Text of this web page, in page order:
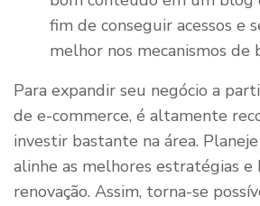
fim de conseguir acessos e
melhor nos mecanismos de
Para expandir seu negócio a
de e-commerce, é altamente
investir bastante na área.
alinhe as melhores estratégias
renovação. Assim, torna-se